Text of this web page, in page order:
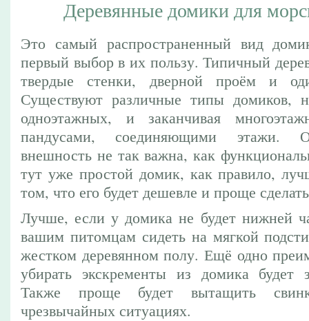
Деревянные домики для
Это самый распространенный вид
первый выбор в их пользу. Типичный
твердые стенки, дверной проём и
Существуют различные типы домиков,
одноэтажных, и заканчивая
пандусами, соединяющими этажи.
внешность не так важна, как
тут уже простой домик, как правило,
том, что его будет дешевле и проще
Лучше, если у домика не будет нижней
вашим питомцам сидеть на мягкой
жестком деревянном полу. Ещё одно
убирать экскременты из домика будет
Также проще будет вытащить
чрезвычайных ситуациях.